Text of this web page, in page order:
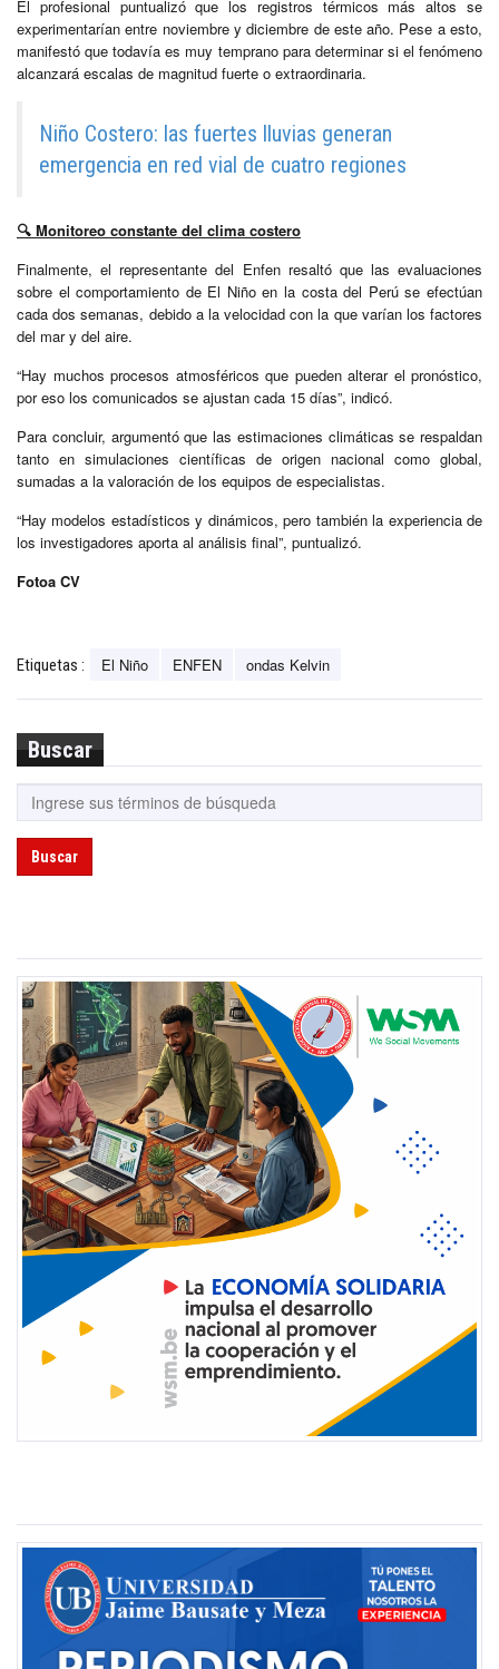
El profesional puntualizó que los registros térmicos más altos se
experimentarían entre noviembre y diciembre de este año. Pese a esto,
manifestó que todavía es muy temprano para determinar si el fenómeno
alcanzará escalas de magnitud fuerte o extraordinaria.
Niño Costero: las fuertes lluvias generan
emergencia en red vial de cuatro regiones
🔍 Monitoreo constante del clima costero
Finalmente, el representante del Enfen resaltó que las evaluaciones
sobre el comportamiento de El Niño en la costa del Perú se efectúan
cada dos semanas, debido a la velocidad con la que varían los factores
del mar y del aire.
“Hay muchos procesos atmosféricos que pueden alterar el pronóstico,
por eso los comunicados se ajustan cada 15 días”, indicó.
Para concluir, argumentó que las estimaciones climáticas se respaldan
tanto en simulaciones científicas de origen nacional como global,
sumadas a la valoración de los equipos de especialistas.
“Hay modelos estadísticos y dinámicos, pero también la experiencia de
los investigadores aporta al análisis final”, puntualizó.
Fotoa CV
Etiquetas : El Niño ENFEN ondas Kelvin
Buscar
Buscar